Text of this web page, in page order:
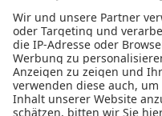
Datenschutz